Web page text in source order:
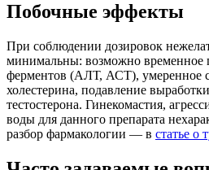
Побочные эффекты
При соблюдении дозировок
минимальны: возможно
ферментов (АЛТ, АСТ),
холестерина, подавление
тестостерона. Гинекомастия,
воды для данного препарата
разбор фармакологии — в статье о